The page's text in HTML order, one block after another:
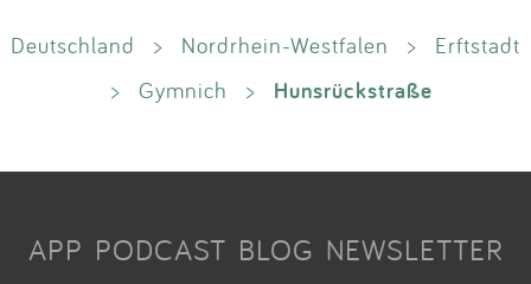
Deutschland > Nordrhein-Westfalen >
Erftstadt
>
Gymnich > Hunsrückstraße
APP PODCAST BLOG NEWSLETTER